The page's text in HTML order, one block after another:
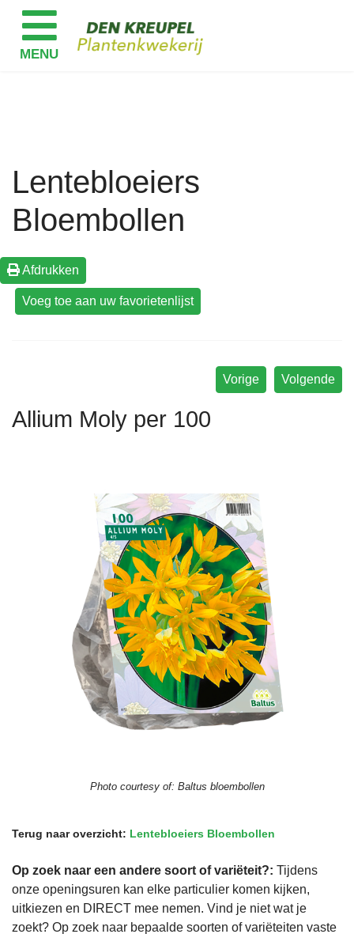
Lentebloeiers
Bloembollen
Afdrukken
Volgende
Vorige
Allium Moly per 100
Photo courtesy of: Baltus bloembollen
Terug naar overzicht: Lentebloeiers Bloembollen
Op zoek naar een andere soort of variëteit?: Tijdens
onze openingsuren kan elke particulier komen kijken,
uitkiezen en DIRECT mee nemen. Vind je niet wat je
zoekt? Op zoek naar bepaalde soorten of variëteiten vaste